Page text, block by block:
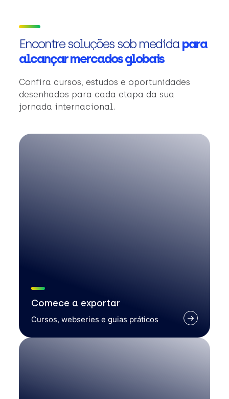
Encontre soluções sob medidapara
alcançar mercados globais
Confira cursos, estudos e oportunidades
desenhados para cada etapa da sua
jornada internacional.
Comece a exportar
Cursos, webseries e guias práticos